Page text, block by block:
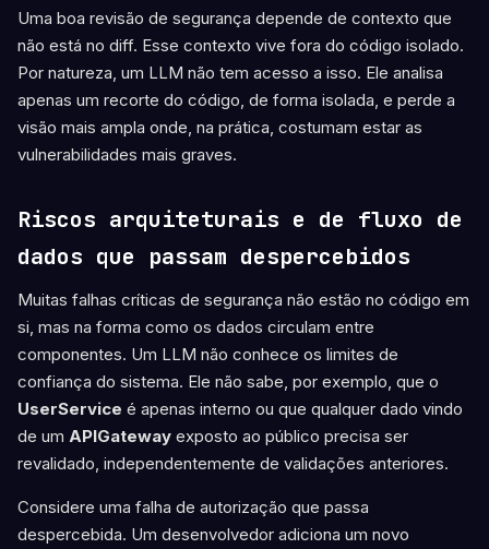
Uma boa revisão de segurança depende de contexto que
não está no diff. Esse contexto vive fora do código isolado.
Por natureza, um LLM não tem acesso a isso. Ele analisa
apenas um recorte do código, de forma isolada, e perde a
visão mais ampla onde, na prática, costumam estar as
vulnerabilidades mais graves.
Riscos arquiteturais e de fluxo de
dados que passam despercebidos
Muitas falhas críticas de segurança não estão no código em
si, mas na forma como os dados circulam entre
componentes. Um LLM não conhece os limites de
confiança do sistema. Ele não sabe, por exemplo, que o
UserService é apenas interno ou que qualquer dado vindo
de um APIGateway exposto ao público precisa ser
revalidado, independentemente de validações anteriores.
Considere uma falha de autorização que passa
despercebida. Um desenvolvedor adiciona um novo